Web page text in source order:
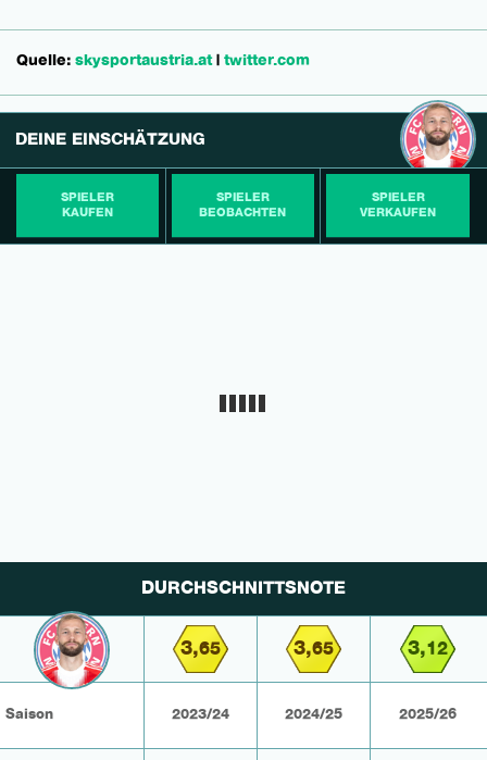
Quelle: skysportaustria.at twitter.com
DEINE EINSCHÄTZUNG
SPIELER
KAUFEN
SPIELER
BEOBACHTEN
SPIELER
VERKAUFEN
DURCHSCHNITTSNOTE
3,65 3,65 3,12
Saison 2023/24 2024/25 2025/26